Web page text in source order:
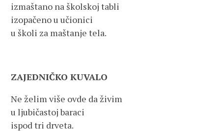
izmaštano na školskoj tabli
izopačeno u učionici
u školi za maštanje tela.
ZAJEDNIČKO KUVALO
Ne želim više ovde da živim
u ljubičastoj baraci
ispod tri drveta.